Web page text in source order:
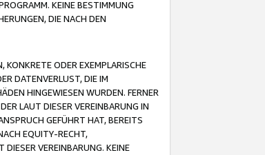
KEINE BESTIMMUNG
DIE NACH DEN
KONKRETE ODER EXEMPLARISCHE
DATENVERLUST, DIE IM
HINGEWIESEN WURDEN. FERNER
LAUT DIESER VEREINBARUNG IN
GEFÜHRT HAT, BEREITS
EQUITY-RECHT,
DIESER VEREINBARUNG. KEINE